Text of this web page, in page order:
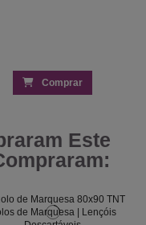
Comprar
Este